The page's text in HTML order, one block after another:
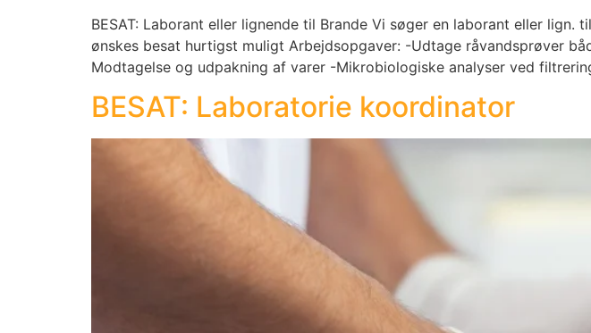
BESAT: Laborant eller lignende til Brande Vi søger en laborant eller
ønskes besat hurtigst muligt Arbejdsopgaver: -Udtage råvandsprøver
Modtagelse og udpakning af varer -Mikrobiologiske analyser ved
BESAT: Laboratorie koordinator